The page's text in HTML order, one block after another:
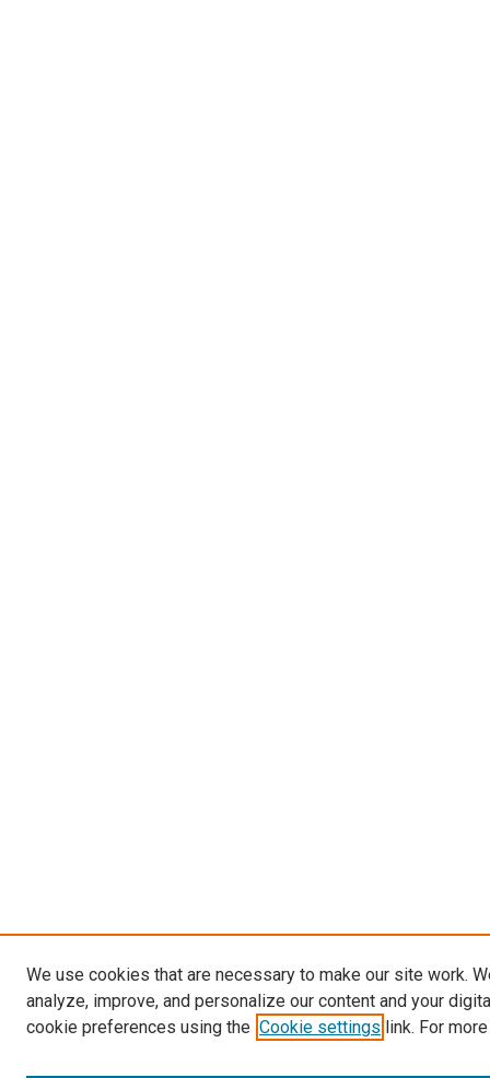
We use cookies that are necessary to make our site work.
analyze, improve, and personalize our content and your
cookie preferences using the Cookie settings link. For